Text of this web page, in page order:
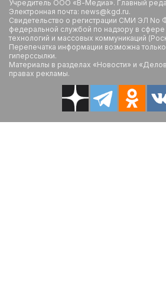
Учредитель ООО «В-Медиа». Главный
Электронная почта: news@kgd.ru.
Свидетельство о регистрации СМИ ЭЛ No
федеральной службой по надзору в
технологий и массовых коммуникаций
Перепечатка информации возможна только
гиперссылки.
Материалы в разделах «Новости» и
правах рекламы.